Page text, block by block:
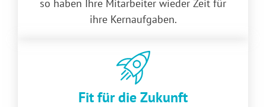
so haben Ihre Mitarbeiter wieder Zeit für
ihre Kernaufgaben.
Fit für die Zukunft